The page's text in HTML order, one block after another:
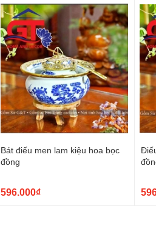
Bát điếu men lam kiệu hoa bọc
đồng
596.000₫